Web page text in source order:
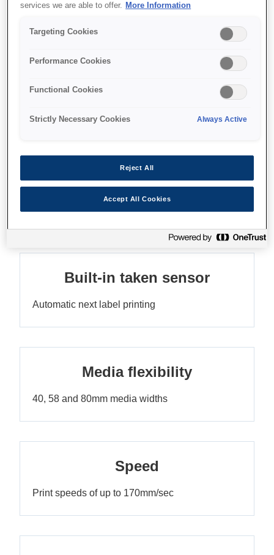
Thermal receipt printer
Paper save feature
Функції
Built-in taken sensor
Automatic next label printing
Media flexibility
40, 58 and 80mm media widths
Speed
Print speeds of up to 170mm/sec
services we are able to offer. More Information
Targeting Cookies
Performance Cookies
Functional Cookies
Strictly Necessary Cookies Always Active
Reject All
Accept All Cookies